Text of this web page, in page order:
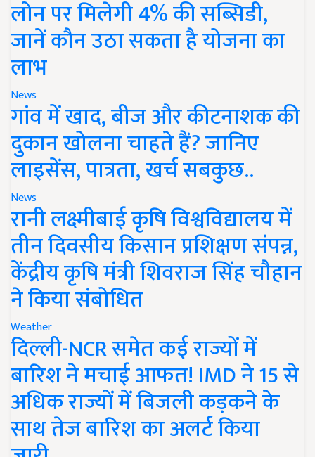
लोन पर मिलेगी 4% की सब्सिडी,
जानें कौन उठा सकता है योजना का
लाभ
News
गांव में खाद, बीज और कीटनाशक की
दुकान खोलना चाहते हैं? जानिए
लाइसेंस, पात्रता, खर्च सबकुछ..
News
रानी लक्ष्मीबाई कृषि विश्वविद्यालय में
तीन दिवसीय किसान प्रशिक्षण संपन्न,
केंद्रीय कृषि मंत्री शिवराज सिंह चौहान
ने किया संबोधित
Weather
दिल्ली-NCR समेत कई राज्यों में
बारिश ने मचाई आफत! IMD ने 15 से
अधिक राज्यों में बिजली कड़कने के
साथ तेज बारिश का अलर्ट किया